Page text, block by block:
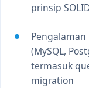
prinsip
(MySQL,
termasuk
migration